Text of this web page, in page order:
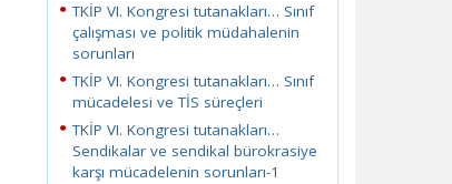
TKİP VI. Kongresi tutanakları… Sınıf
çalışması ve politik müdahalenin
sorunları
TKİP VI. Kongresi tutanakları… Sınıf
mücadelesi ve TİS süreçleri
TKİP VI. Kongresi tutanakları…
Sendikalar ve sendikal bürokrasiye
karşı mücadelenin sorunları-1